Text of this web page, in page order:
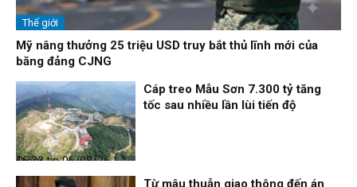
Thế giới
Mỹ nâng thưởng 25 triệu USD truy bắt thủ lĩnh mới của
băng đảng CJNG
Điểm tin
06/08/26, 16:23
Cáp treo Mẫu Sơn 7.300 tỷ tăng
tốc sau nhiều lần lùi tiến độ